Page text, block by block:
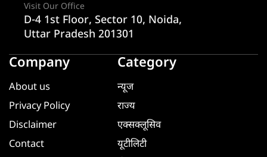
Visit Our Office
D-4 1st Floor, Sector 10, Noida,
Uttar Pradesh 201301
Company
About us
Privacy Policy
Disclaimer
Contact
Category
न्यूज
राज्य
एक्सक्लूसिव
यूटीलिटी